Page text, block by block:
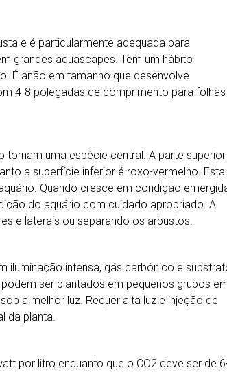
e é particularmente adequada para
grandes aquascapes. Tem um hábito
É anão em tamanho que desenvolve
4-8 polegadas de comprimento para folhas
uma espécie central. A parte superior
a superfície inferior é roxo-vermelho. Esta
Quando cresce em condição
do aquário com cuidado apropriado. A
e laterais ou separando os arbustos.
iluminação intensa, gás carbônico e
ser plantados em pequenos grupos
a melhor luz. Requer alta luz e injeção de
da planta.
por litro enquanto que o CO2 deve ser de